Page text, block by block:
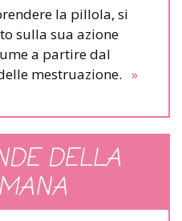
la pillola, si
sulla sua azione
a partire dal
mestruazione. »
DELLA